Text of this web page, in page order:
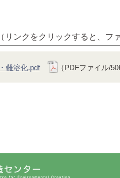
リンクをクリックすると、フ
難溶化.pdf （PDFファイル/